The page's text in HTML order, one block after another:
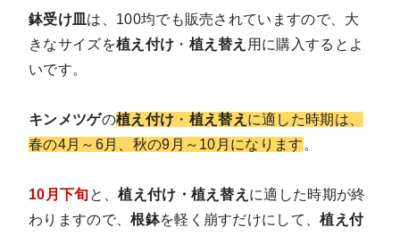
鉢受け皿 は、100均でも販売されていますので、大
きなサイズを植え付け ・ 植え替え 用に購入するとよ
いです。
キンメツゲの植え付け ・ 植え替え に適した時期は、
春の4月～6月、秋の9月～10月になります 。
10月下旬と、植え付け・植え替え に適した時期が終
わりますので、根鉢を軽く崩すだけにして、植え付